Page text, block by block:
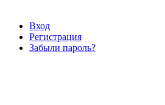
Вход
Регистрация
Забыли пароль?